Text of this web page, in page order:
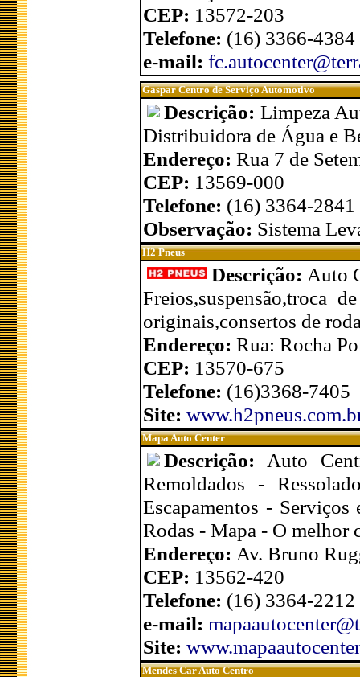
CEP: 13572-203
Telefone: (16) 3366-4384
e-mail:
Gaspar Centro de Serviço Automotivo
Descrição: Limpeza
Distribuidora de Água e
Endereço: Rua 7 de
CEP: 13569-000
Telefone: (16) 3364-
Observação: Sistema
H2 Pneus
Descrição: Auto
Freios,suspensão,troca
originais,consertos de
Endereço: Rua: Rocha
CEP: 13570-675
Telefone: (16)3368-7405
Site:
Mapa Auto Center
Descrição: Auto
Remoldados -
Escapamentos -
Rodas - Mapa - O melhor
Endereço: Av. Bruno
CEP: 13562-420
Telefone: (16) 3364-
e-mail:
Site:
Mendes Car Auto Centro